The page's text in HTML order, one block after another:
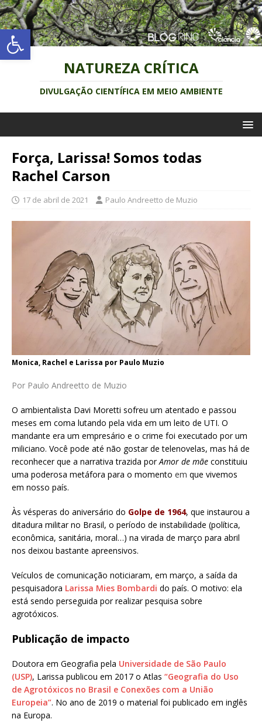
Abrir a barra de ferramentas
NATUREZA CRÍTICA
DIVULGAÇÃO CIENTÍFICA EM MEIO AMBIENTE
Força, Larissa! Somos todas
Rachel Carson
17 de abril de 2021 Paulo Andreetto de Muzio
Monica, Rachel e Larissa por Paulo Muzio
Por Paulo Andreetto de Muzio
O ambientalista Davi Moretti sofreu um atentado e passou
meses em coma lutando pela vida em um leito de UTI. O
mandante era um empresário e o crime foi executado por um
miliciano. Você pode até não gostar de telenovelas, mas há de
reconhecer que a narrativa trazida porAmor de mãe constituiu
uma poderosa metáfora para o momento em que vivemos
em nosso país.
Às vésperas do aniversário do Golpe de 1964, que instaurou a
ditadura militar no Brasil, o período de instabilidade (política,
econômica, sanitária, moral…) na virada de março para abril
nos deixou bastante apreensivos.
Veículos de comunicação noticiaram, em março, a saída da
pesquisadora Larissa Mies Bombardi do país. O motivo: ela
está sendo perseguida por realizar pesquisa sobre
agrotóxicos.
Publicação de impacto
Doutora em Geografia pela Universidade de São Paulo
(USP), Larissa publicou em 2017 o Atlas “Geografia do Uso
de Agrotóxicos no Brasil e Conexões com a União
Europeia”. No ano de 2019 o material foi publicado em inglês
na Europa.